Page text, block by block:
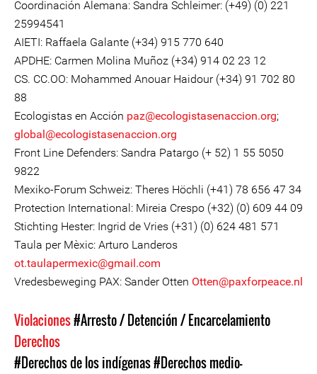
Coordinación Alemana: Sandra Schleimer: (+49) (0) 221
25994541
AIETI: Raffaela Galante (+34) 915 770 640
APDHE: Carmen Molina Muñoz (+34) 914 02 23 12
CS. CC.OO: Mohammed Anouar Haidour (+34) 91 702 80
88
Ecologistas en Acción paz@ecologistasenaccion.org;
global@ecologistasenaccion.org
Front Line Defenders: Sandra Patargo (+ 52) 1 55 5050
9822
Mexiko-Forum Schweiz: Theres Höchli (+41) 78 656 47 34
Protection International: Mireia Crespo (+32) (0) 609 44 09
Stichting Hester: Ingrid de Vries (+31) (0) 624 481 571
Taula per Mèxic: Arturo Landeros
ot.taulapermexic@gmail.com
Vredesbeweging PAX: Sander Otten Otten@paxforpeace.nl
Violaciones#Arresto / Detención / Encarcelamiento
Derechos
#Derechos de los indígenas#Derechos medio-